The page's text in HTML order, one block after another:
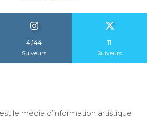
4,144
Suiveurs
11
Suiveurs
le média d’information artistique